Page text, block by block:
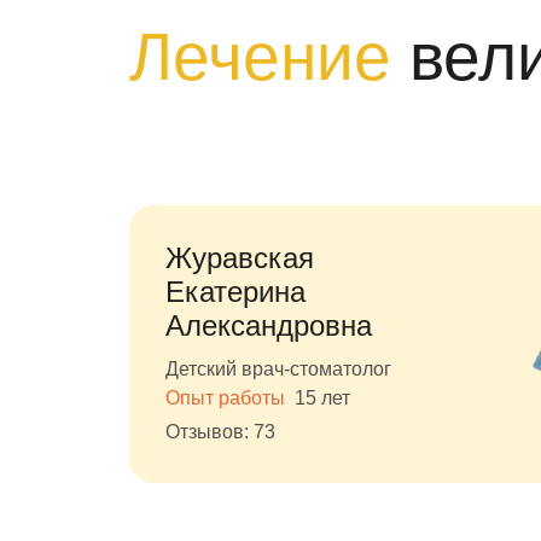
Лечение
Журавская
Екатерина
Александровна
Детский врач-стоматолог
Опыт работы 15 лет
Отзывов: 73